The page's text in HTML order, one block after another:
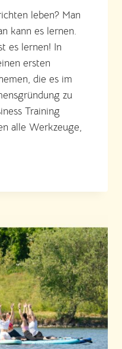
leben? Man
kann es lernen.
es lernen! In
ersten
die es im
zu
Training
alle Werkzeuge,